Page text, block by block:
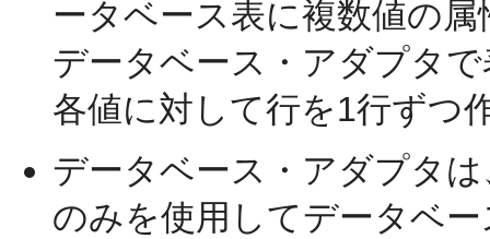
ータベース表に複数値の
データベース・アダプタ
各値に対して行を1行ずつ
データベース・アダプタ
のみを使用してデータベ